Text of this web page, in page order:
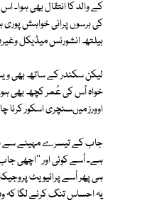
کے والد کا انتقال بھی
ہیلتھ انشورنس میڈیکل
اوورز میںسنچری اسکور کرنا
جاب کے تیسرے مہینے سے ہی
ہی پھر اُسے پرائیویٹ
یہ احساس تنگ کرنے لگا کہ